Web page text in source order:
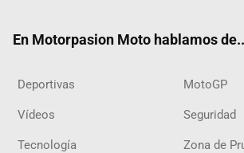
En Motorpasion Moto hablamos
Deportivas MotoGP
Vídeos Seguridad
Tecnología Zona de